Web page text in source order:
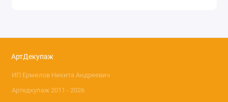
АртДекупаж
ИП Ермилов Никита Андреевич
Артедкупаж 2011 - 2026